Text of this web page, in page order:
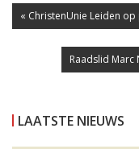
« ChristenUnie Leiden
Raadslid Marc
LAATSTE NIEUWS